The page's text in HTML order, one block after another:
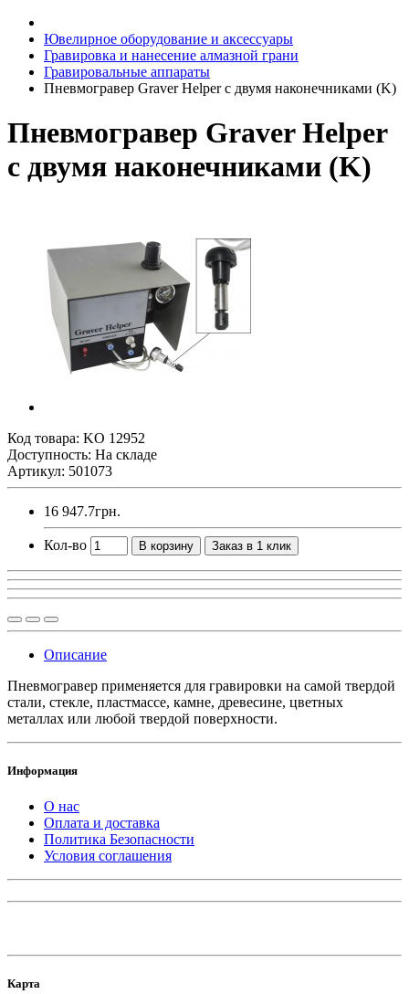
Ювелирное оборудование и аксессуары
Гравировка и нанесение алмазной грани
Гравировальные аппараты
Пневмогравер Graver Helper с двумя наконечниками (K)
Пневмогравер Graver Helper
с двумя наконечниками (K)
Код товара: KO 12952
Доступность: На складе
Артикул: 501073
16 947.7грн.
Кол-во В корзину Заказ в 1 клик
Описание
Пневмогравер применяется для гравировки на самой твердой
стали, стекле, пластмассе, камне, древесине, цветных
металлах или любой твердой поверхности.
Информация
О нас
Оплата и доставка
Политика Безопасности
Условия соглашения
Карта